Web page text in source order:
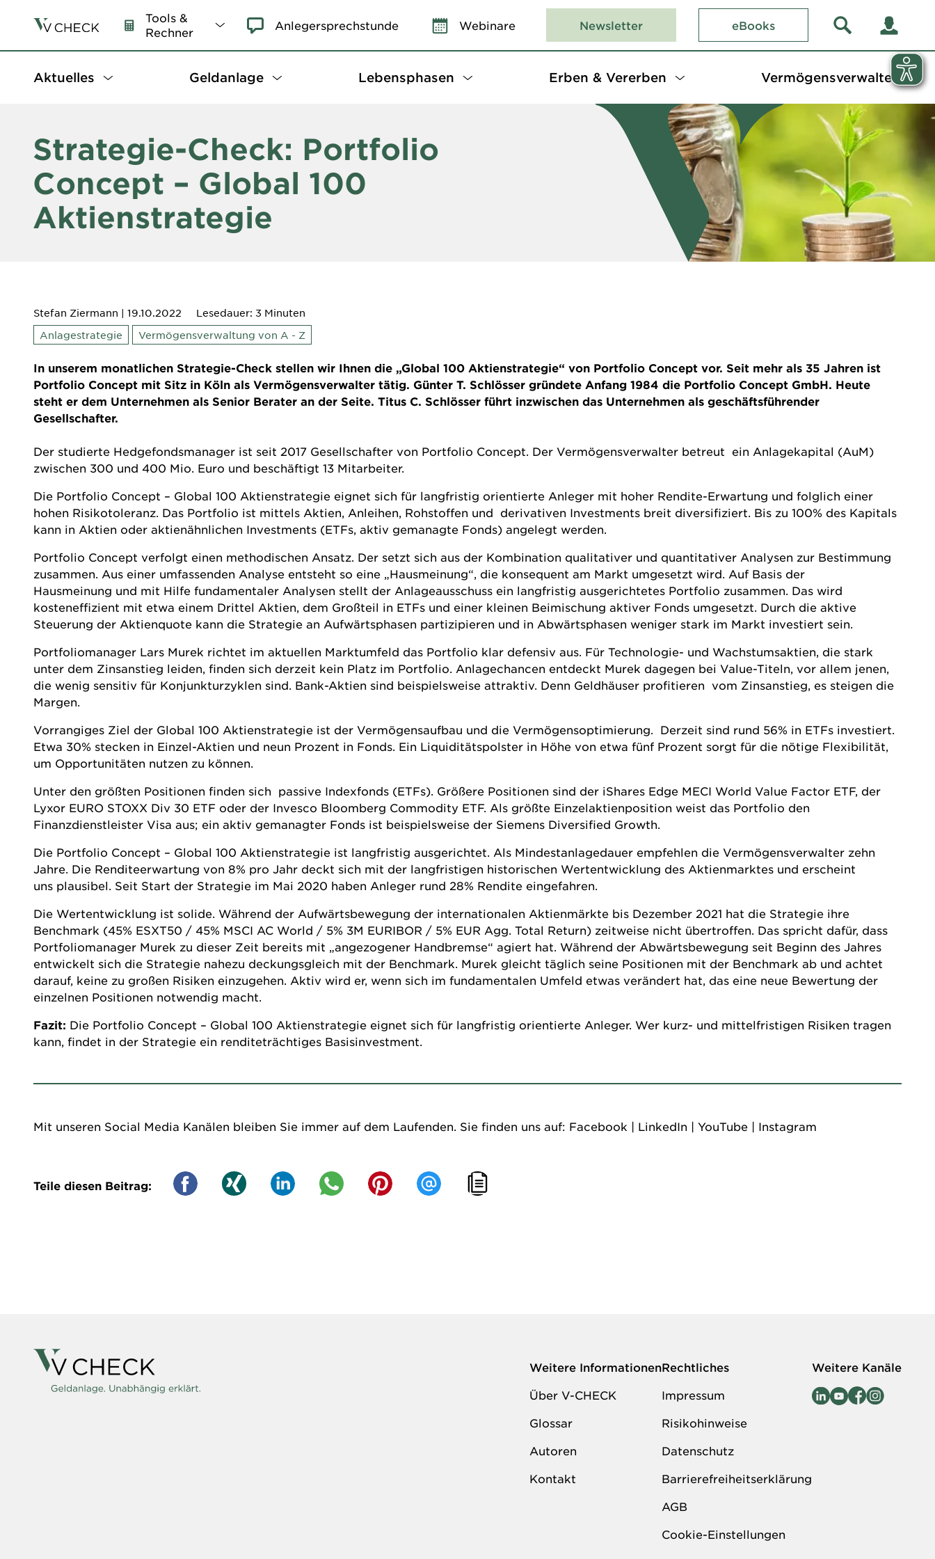
Tools &
Rechner
Anlegersprechstunde Webinare Newsletter eBooks
Aktuelles Geldanlage Lebensphasen Erben & Vererben Vermögensverwalter
Strategie-Check: Portfolio
Concept – Global 100
Aktienstrategie
Stefan Ziermann | 19.10.2022
Lesedauer: 3 Minuten
Anlagestrategie
Vermögensverwaltung von A - Z
In unserem monatlichen Strategie-Check stellen wir Ihnen die „Global 100 Aktienstrategie“ von Portfolio Concept vor. Seit mehr als 35 Jahren ist
Portfolio Concept mit Sitz in Köln als Vermögensverwalter tätig. Günter T. Schlösser gründete Anfang 1984 die Portfolio Concept GmbH. Heute
steht er dem Unternehmen als Senior Berater an der Seite. Titus C. Schlösser führt inzwischen das Unternehmen als geschäftsführender
Gesellschafter.
Der studierte Hedgefondsmanager ist seit 2017 Gesellschafter von Portfolio Concept. Der Vermögensverwalter betreut ein Anlagekapital (AuM)
zwischen 300 und 400 Mio. Euro und beschäftigt 13 Mitarbeiter.
Die Portfolio Concept – Global 100 Aktienstrategie eignet sich für langfristig orientierte Anleger mit hoher Rendite-Erwartung und folglich einer
hohen Risikotoleranz. Das Portfolio ist mittels Aktien, Anleihen, Rohstoffen und derivativen Investments breit diversifiziert. Bis zu 100% des Kapitals
kann in Aktien oder aktienähnlichen Investments (ETFs, aktiv gemanagte Fonds) angelegt werden.
Portfolio Concept verfolgt einen methodischen Ansatz. Der setzt sich aus der Kombination qualitativer und quantitativer Analysen zur Bestimmung
zusammen. Aus einer umfassenden Analyse entsteht so eine „Hausmeinung“, die konsequent am Markt umgesetzt wird. Auf Basis der
Hausmeinung und mit Hilfe fundamentaler Analysen stellt der Anlageausschuss ein langfristig ausgerichtetes Portfolio zusammen. Das wird
kosteneffizient mit etwa einem Drittel Aktien, dem Großteil in ETFs und einer kleinen Beimischung aktiver Fonds umgesetzt. Durch die aktive
Steuerung der Aktienquote kann die Strategie an Aufwärtsphasen partizipieren und in Abwärtsphasen weniger stark im Markt investiert sein.
Portfoliomanager Lars Murek richtet im aktuellen Marktumfeld das Portfolio klar defensiv aus. Für Technologie- und Wachstumsaktien, die stark
unter dem Zinsanstieg leiden, finden sich derzeit kein Platz im Portfolio. Anlagechancen entdeckt Murek dagegen bei Value-Titeln, vor allem jenen,
die wenig sensitiv für Konjunkturzyklen sind. Bank-Aktien sind beispielsweise attraktiv. Denn Geldhäuser profitieren vom Zinsanstieg, es steigen die
Margen.
Vorrangiges Ziel der Global 100 Aktienstrategie ist der Vermögensaufbau und die Vermögensoptimierung. Derzeit sind rund 56% in ETFs investiert.
Etwa 30% stecken in Einzel-Aktien und neun Prozent in Fonds. Ein Liquiditätspolster in Höhe von etwa fünf Prozent sorgt für die nötige Flexibilität,
um Opportunitäten nutzen zu können.
Unter den größten Positionen finden sich passive Indexfonds (ETFs). Größere Positionen sind der iShares Edge MECI World Value Factor ETF, der
Lyxor EURO STOXX Div 30 ETF oder der Invesco Bloomberg Commodity ETF. Als größte Einzelaktienposition weist das Portfolio den
Finanzdienstleister Visa aus; ein aktiv gemanagter Fonds ist beispielsweise der Siemens Diversified Growth.
Die Portfolio Concept – Global 100 Aktienstrategie ist langfristig ausgerichtet. Als Mindestanlagedauer empfehlen die Vermögensverwalter zehn
Jahre. Die Renditeerwartung von 8% pro Jahr deckt sich mit der langfristigen historischen Wertentwicklung des Aktienmarktes und erscheint
uns plausibel. Seit Start der Strategie im Mai 2020 haben Anleger rund 28% Rendite eingefahren.
Die Wertentwicklung ist solide. Während der Aufwärtsbewegung der internationalen Aktienmärkte bis Dezember 2021 hat die Strategie ihre
Benchmark (45% ESXT50 / 45% MSCI AC World / 5% 3M EURIBOR / 5% EUR Agg. Total Return) zeitweise nicht übertroffen. Das spricht dafür, dass
Portfoliomanager Murek zu dieser Zeit bereits mit „angezogener Handbremse“ agiert hat. Während der Abwärtsbewegung seit Beginn des Jahres
entwickelt sich die Strategie nahezu deckungsgleich mit der Benchmark. Murek gleicht täglich seine Positionen mit der Benchmark ab und achtet
darauf, keine zu großen Risiken einzugehen. Aktiv wird er, wenn sich im fundamentalen Umfeld etwas verändert hat, das eine neue Bewertung der
einzelnen Positionen notwendig macht.
Fazit: Die Portfolio Concept – Global 100 Aktienstrategie eignet sich für langfristig orientierte Anleger. Wer kurz- und mittelfristigen Risiken tragen
kann, findet in der Strategie ein renditeträchtiges Basisinvestment.
Mit unseren Social Media Kanälen bleiben Sie immer auf dem Laufenden. Sie finden uns auf: Facebook | LinkedIn | YouTube | Instagram
Teile diesen Beitrag:
Weitere Informationen
Über V-CHECK
Glossar
Autoren
Kontakt
Rechtliches
Impressum
Risikohinweise
Datenschutz
Barrierefreiheitserklärung
AGB
Cookie-Einstellungen
Weitere Kanäle